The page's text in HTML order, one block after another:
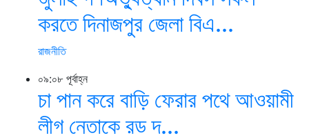
করতে দিনাজপুর জেলা বিএ...
রাজনীতি
০৯:০৮ পূর্বাহ্ন
চা পান করে বাড়ি ফেরার পথে আওয়ামী
লীগ নেতাকে রড দ...